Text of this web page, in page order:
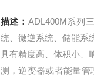
描述： ADL400M系列
统、微逆系统、储能系
具有精度高、体积小、
测，逆变器或者能量